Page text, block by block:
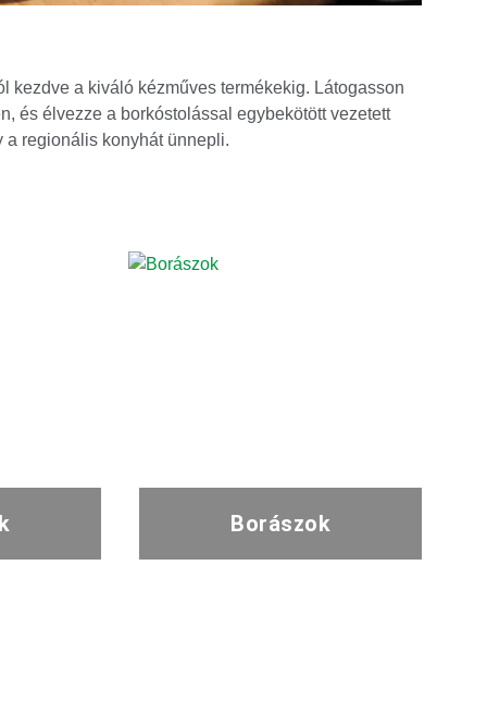
kezdve a kiváló kézműves termékekig. Látogasson
és élvezze a borkóstolással egybekötött vezetett
regionális konyhát ünnepli.
Borászok